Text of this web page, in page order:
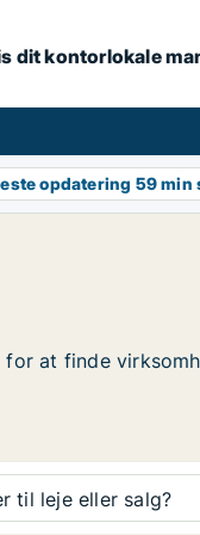
dit kontorlokale
opdatering 59 min
at finde
til leje eller salg?